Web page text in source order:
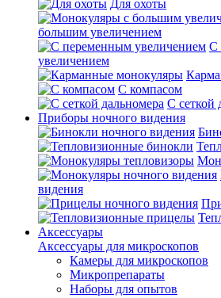
Для охоты
большим увеличением
С
увеличением
С компасом
С сеткой
Приборы ночного видения
видения
Аксессуары
Аксессуары для микроскопов
Камеры для микроскопов
Микропрепараты
Наборы для опытов